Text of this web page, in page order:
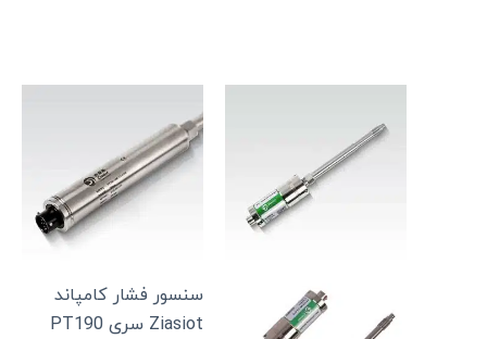
سنسور فشار کامپاند
Ziasiot سری PT190